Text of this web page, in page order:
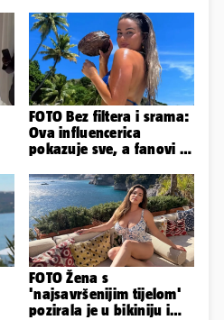
FOTO Bez filtera i srama:
Ova influencerica
pokazuje sve, a fanovi je
FOTO Žena s
'najsavršenijim tijelom'
pozirala je u bikiniju i